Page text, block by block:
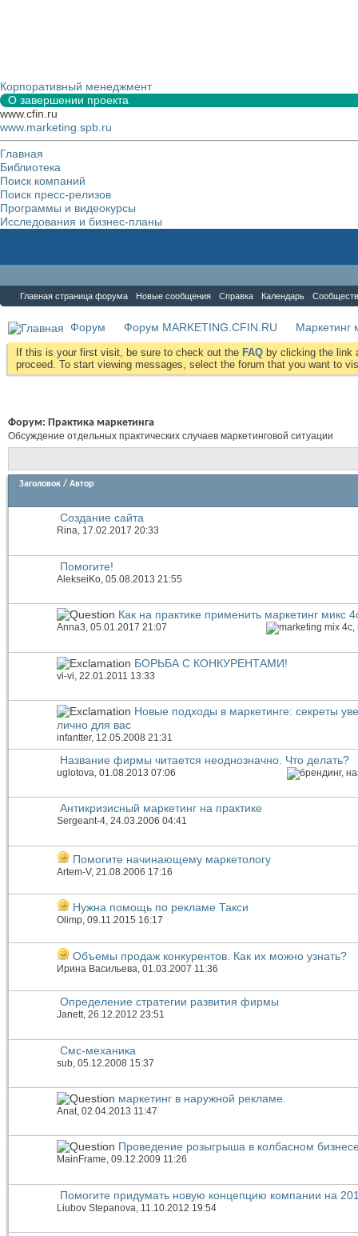
Корпоративный менеджмент
О завершении проекта
www.cfin.ru
www.marketing.spb.ru
Главная
Библиотека
Поиск компаний
Поиск пресс-релизов
Программы и видеокурсы
Исследования и бизнес-планы
Главная страница форума Новые сообщения Справка Календарь
Форум Форум MARKETING.CFIN.RU Маркетинг
If this is your first visit, be sure to check out the FAQ by clicking the link
proceed. To start viewing messages, select the forum that you want to
Форум: Практика маркетинга
Обсуждение отдельных практических случаев маркетинговой ситуации
Заголовок / Автор
Создание сайта
Rina, 17.02.2017 20:33
Помогите!
AlekseiKo, 05.08.2013 21:55
Как на практике применить маркетинг микс
Anna3, 05.01.2017 21:07
БОРЬБА С КОНКУРЕНТАМИ!
vi-vi , 22.01.2011 13:33
Новые подходы в маркетинге: секреты
лично для вас
infantter, 12.05.2008 21:31
Название фирмы читается неоднозначно. Что делать?
uglotova , 01.08.2013 07:06
Антикризисный маркетинг на практике
Sergeant-4, 24.03.2006 04:41
Помогите начинающему маркетологу
Artem-V, 21.08.2006 17:16
Нужна помощь по рекламе Такси
Olimp, 09.11.2015 16:17
Объемы продаж конкурентов. Как их можно узнать?
Ирина Васильева , 01.03.2007 11:36
Определение стратегии развития фирмы
Janett, 26.12.2012 23:51
Смс-механика
sub , 05.12.2008 15:37
маркетинг в наружной рекламе.
Anat, 02.04.2013 11:47
Проведение розыгрыша в колбасном
MainFrame, 09.12.2009 11:26
Помогите придумать новую концепцию компании на
Liubov Stepanova, 11.10.2012 19:54